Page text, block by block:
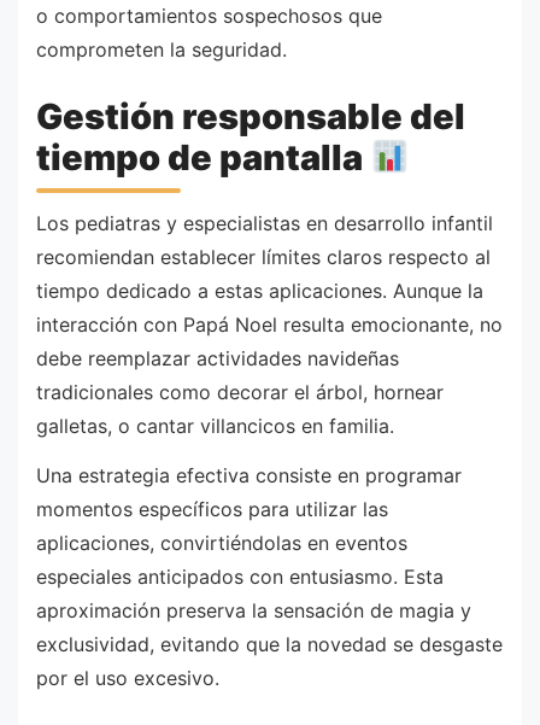
o comportamientos sospechosos que
comprometen la seguridad.
Gestión responsable del
tiempo de pantalla
Los pediatras y especialistas en desarrollo infantil
recomiendan establecer límites claros respecto al
tiempo dedicado a estas aplicaciones. Aunque la
interacción con Papá Noel resulta emocionante, no
debe reemplazar actividades navideñas
tradicionales como decorar el árbol, hornear
galletas, o cantar villancicos en familia.
Una estrategia efectiva consiste en programar
momentos específicos para utilizar las
aplicaciones, convirtiéndolas en eventos
especiales anticipados con entusiasmo. Esta
aproximación preserva la sensación de magia y
exclusividad, evitando que la novedad se desgaste
por el uso excesivo.